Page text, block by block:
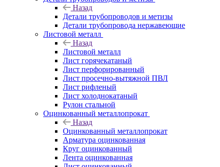
Назад
Детали трубопроводов и метизы
Детали трубопровода нержавеющие
Листовой металл
Назад
Листовой металл
Лист горячекатаный
Лист перфорированный
Лист просечно-вытяжной ПВЛ
Лист рифленый
Лист холоднокатаный
Рулон стальной
Оцинкованный металлопрокат
Назад
Оцинкованный металлопрокат
Арматура оцинкованная
Круг оцинкованный
Лента оцинкованная